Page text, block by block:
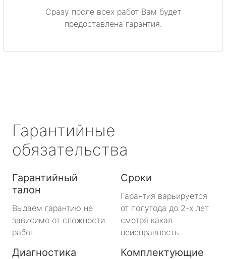
Сразу после всех работ Вам будет
предоставлена гарантия.
Гарантийные
обязательства
Гарантийный
талон
Выдаем гарантию не
зависимо от сложности
работ.
Сроки
Гарантия варьируется
от полугода до 2-х лет
смотря какая
неисправность.
Диагностика Комплектующие